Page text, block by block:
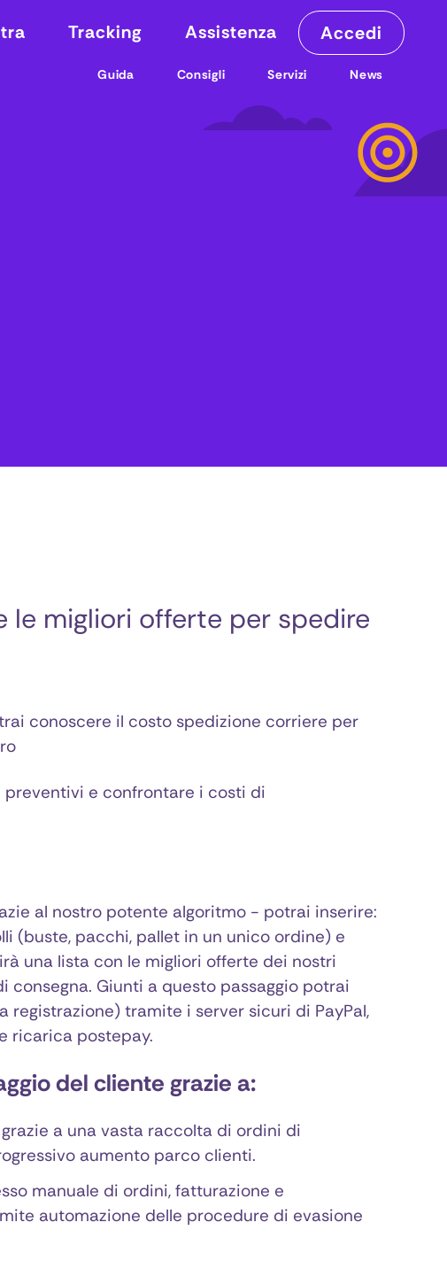
Tracking Assistenza Accedi
Guida Consigli Servizi News
le migliori offerte per spedire
conoscere il costo spedizione corriere per
preventivi e confrontare i costi di
al nostro potente algoritmo - potrai inserire:
(buste, pacchi, pallet in un unico ordine) e
una lista con le migliori offerte dei nostri
Giunti a questo passaggio potrai
tramite i server sicuri di PayPal,
ricarica postepay.
del cliente grazie a:
a una vasta raccolta di ordini di
aumento parco clienti.
manuale di ordini, fatturazione e
automazione delle procedure di evasione